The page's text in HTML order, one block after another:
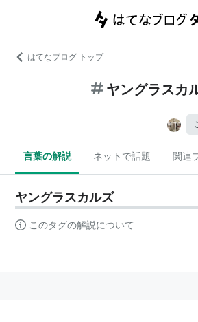
はてなブログ トップ
ヤングラスカ
言葉の解説 ネットで話題 関連
ヤングラスカルズ
このタグの解説について